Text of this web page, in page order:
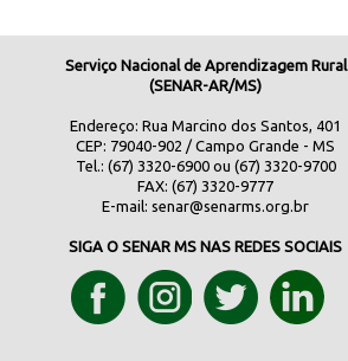
Serviço Nacional de Aprendizagem Rural
(SENAR-AR/MS)
Endereço: Rua Marcino dos Santos, 401
CEP: 79040-902 / Campo Grande - MS
Tel.: (67) 3320-6900 ou (67) 3320-9700
FAX: (67) 3320-9777
E-mail:senar@senarms.org.br
SIGA O SENAR MS NAS REDES SOCIAIS